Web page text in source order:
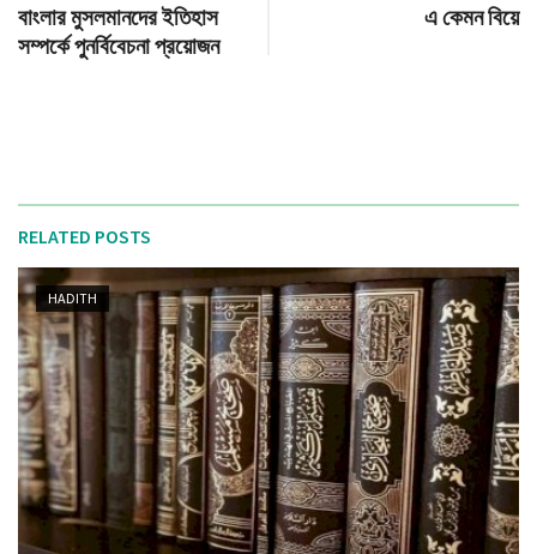
বাংলার মুসলমানদের ইতিহাস
সম্পর্কে পুনর্বিবেচনা প্রয়োজন
এ কেমন বিয়ে
RELATED POSTS
HADITH